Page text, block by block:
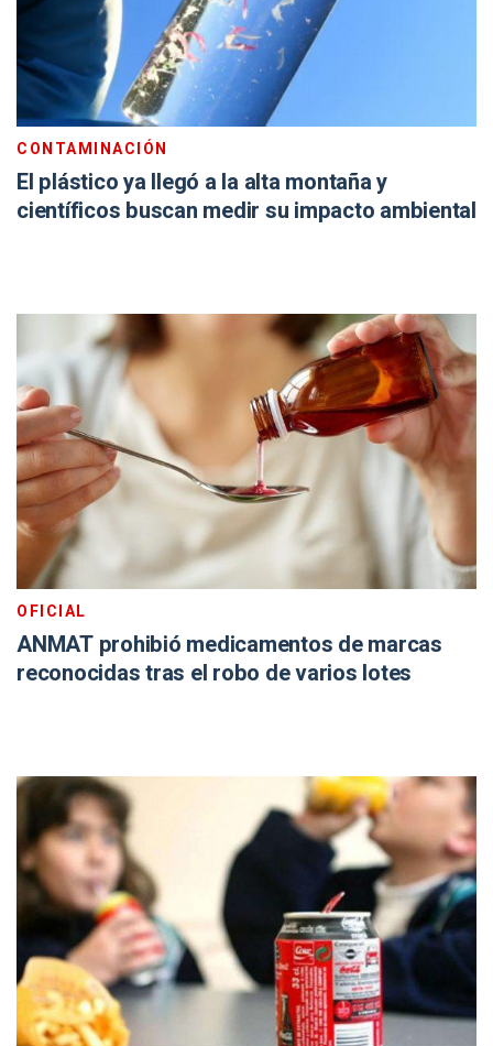
CONTAMINACIÓN
El plástico ya llegó a la alta montaña y
científicos buscan medir su impacto ambiental
OFICIAL
ANMAT prohibió medicamentos de marcas
reconocidas tras el robo de varios lotes